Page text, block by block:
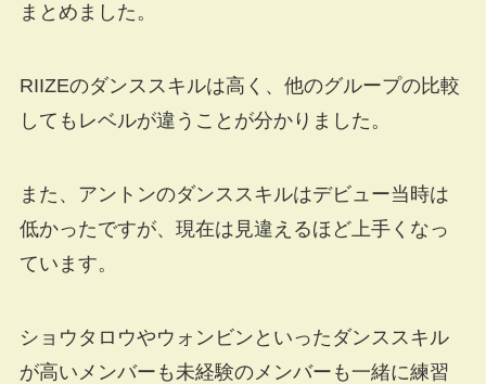
まとめました。
RIIZEのダンススキルは高く、他のグループの比較
してもレベルが違うことが分かりました。
また、アントンのダンススキルはデビュー当時は
低かったですが、現在は見違えるほど上手くなっ
ています。
ショウタロウやウォンビンといったダンススキル
が高いメンバーも未経験のメンバーも一緒に練習